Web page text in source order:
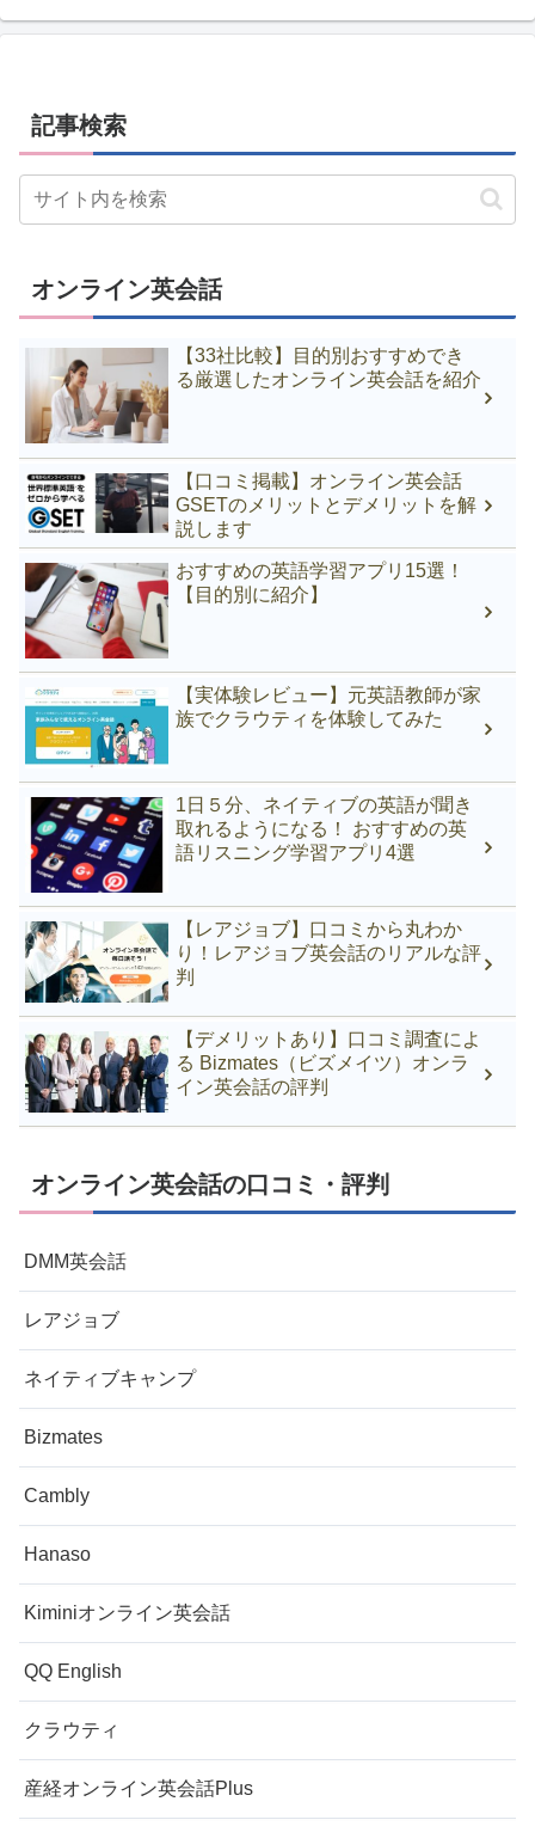
記事検索
オンライン英会話
【33社比較】目的別おすすめでき
る厳選したオンライン英会話を紹介
【口コミ掲載】オンライン英会話
GSETのメリットとデメリットを解
説します
おすすめの英語学習アプリ15選！
【目的別に紹介】
【実体験レビュー】元英語教師が家
族でクラウティを体験してみた
1日５分、ネイティブの英語が聞き
取れるようになる！ おすすめの英
語リスニング学習アプリ4選
【レアジョブ】口コミから丸わか
り！レアジョブ英会話のリアルな評
判
【デメリットあり】口コミ調査によ
る Bizmates（ビズメイツ）オンラ
イン英会話の評判
オンライン英会話の口コミ・評判
DMM英会話
レアジョブ
ネイティブキャンプ
Bizmates
Cambly
Hanaso
Kiminiオンライン英会話
QQ English
クラウティ
産経オンライン英会話Plus